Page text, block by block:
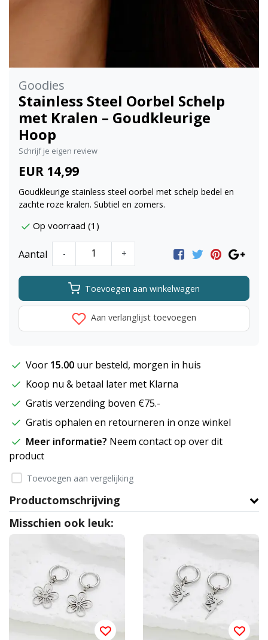
Goodies
Stainless Steel Oorbel Schelp
met Kralen – Goudkleurige
Hoop
Schrijf je eigen review
EUR 14,99
Goudkleurige stainless steel oorbel met schelp bedel en
zachte roze kralen. Subtiel en zomers.
Op voorraad (1)
Aantal - +
Toevoegen aan winkelwagen
Aan verlanglijst toevoegen
Voor 15.00 uur besteld, morgen in huis
Koop nu & betaal later met Klarna
Gratis verzending boven €75.-
Gratis ophalen en retourneren in onze winkel
Meer informatie? Neem contact op over dit
product
Toevoegen aan vergelijking
Productomschrijving
Misschien ook leuk: